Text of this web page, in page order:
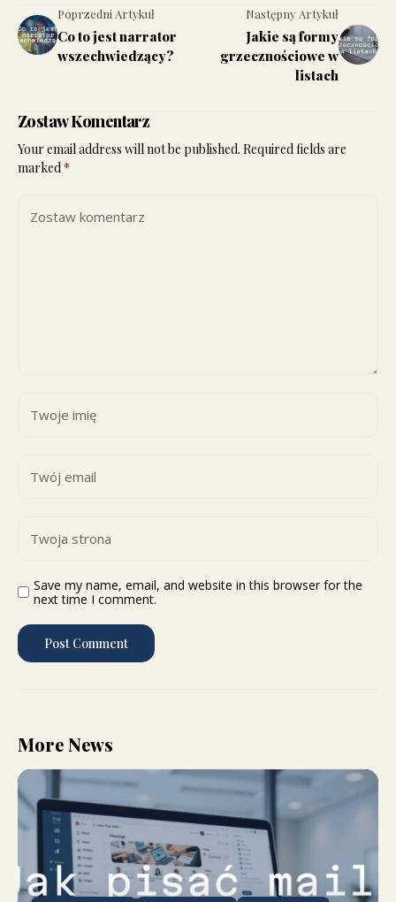
Poprzedni Artykuł
Co to jest narrator
wszechwiedzący?
Następny Artykuł
Jakie są formy
grzecznościowe w
listach
Zostaw Komentarz
Your email address will not be published. Required fields are
marked *
Save my name, email, and website in this browser for the
next time I comment.
More News